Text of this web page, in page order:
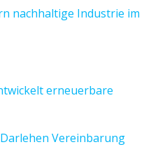
nachhaltige Industrie im
erneuerbare
Vereinbarung